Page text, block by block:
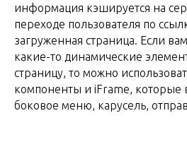
информация кэшируется на
переходе пользователя по
загруженная страница. Если
какие-то динамические
страницу, то можно
компоненты и iFrame, которые
боковое меню, карусель,